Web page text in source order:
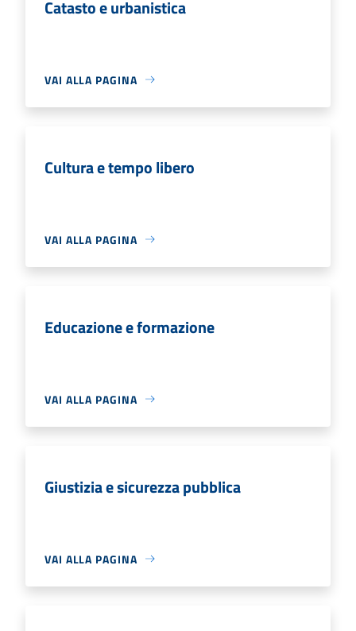
Catasto e urbanistica
VAI ALLA PAGINA
Cultura e tempo libero
VAI ALLA PAGINA
Educazione e formazione
VAI ALLA PAGINA
Giustizia e sicurezza pubblica
VAI ALLA PAGINA